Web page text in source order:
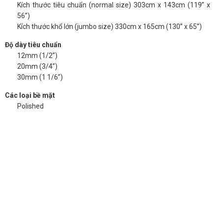
Kích thước tiêu chuẩn (normal size) 303cm x 143cm (119” x
56”)
Kích thước khổ lớn (jumbo size) 330cm x 165cm (130” x 65”)
Độ dày tiêu chuẩn
12mm (1/2”)
20mm (3/4”)
30mm (1 1/6”)
Các loại bề mặt
Polished